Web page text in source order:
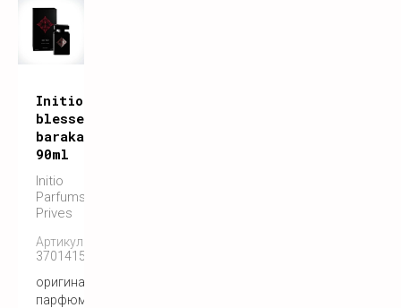
Initio
blessed
baraka
90ml
Initio
Parfums
Prives
Артикул:
3701415901421
оригинальный
парфюм